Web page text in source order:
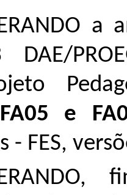
DAE/
FA05 e
- FES,